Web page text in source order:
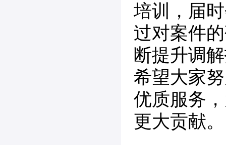
培训，届
过对案件
断提升调
希望大家
优质服务
更大贡献